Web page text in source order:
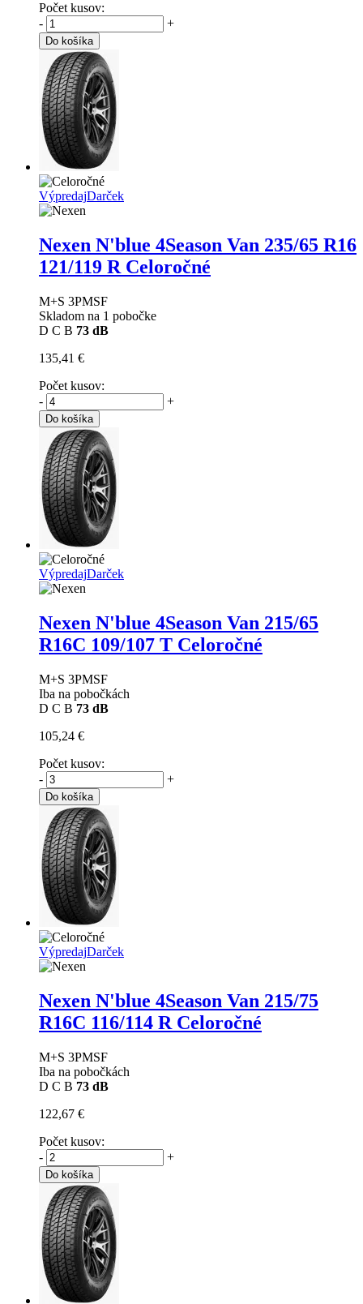
Počet kusov:
-
+
Do košíka
VýpredajDarček
Nexen N'blue 4Season Van 235/65 R16
121/119 R Celoročné
M+S 3PMSF
Skladom na 1 pobočke
D C B 73 dB
135,41 €
Počet kusov:
-
+
Do košíka
VýpredajDarček
Nexen N'blue 4Season Van 215/65
R16C 109/107 T Celoročné
M+S 3PMSF
Iba na pobočkách
D C B 73 dB
105,24 €
Počet kusov:
-
+
Do košíka
VýpredajDarček
Nexen N'blue 4Season Van 215/75
R16C 116/114 R Celoročné
M+S 3PMSF
Iba na pobočkách
D C B 73 dB
122,67 €
Počet kusov:
-
+
Do košíka